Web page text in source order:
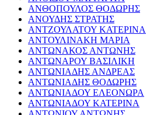
ΑΝΘΟΠΟΥΛΟΣ ΘΟΔΩΡΗΣ
ΑΝΟΥΔΗΣ ΣΤΡΑΤΗΣ
ΑΝΤΖΟΥΛΑΤΟΥ ΚΑΤΕΡΙΝΑ
ΑΝΤΟΥΛΙΝΑΚΗ ΜΑΡΙΑ
ΑΝΤΩΝΑΚΟΣ ΑΝΤΩΝΗΣ
ΑΝΤΩΝΑΡΟΥ ΒΑΣΙΛΙΚΗ
ΑΝΤΩΝΙΑΔΗΣ ΑΝΔΡΕΑΣ
ΑΝΤΩΝΙΑΔΗΣ ΘΟΔΩΡΗΣ
ΑΝΤΩΝΙΑΔΟΥ ΕΛΕΟΝΩΡΑ
ΑΝΤΩΝΙΑΔΟΥ ΚΑΤΕΡΙΝΑ